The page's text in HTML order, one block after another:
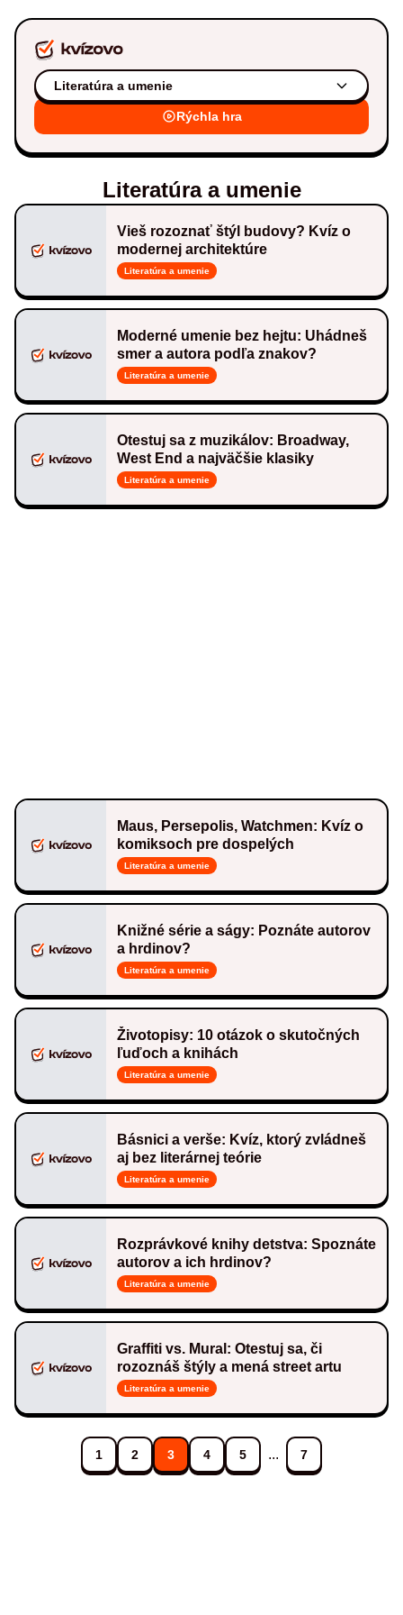
Literatúra a umenie
Rýchla hra
Literatúra a umenie
Vieš rozoznať štýl budovy? Kvíz o
modernej architektúre
Literatúra a umenie
Moderné umenie bez hejtu: Uhádneš
smer a autora podľa znakov?
Literatúra a umenie
Otestuj sa z muzikálov: Broadway,
West End a najväčšie klasiky
Literatúra a umenie
Maus, Persepolis, Watchmen: Kvíz o
komiksoch pre dospelých
Literatúra a umenie
Knižné série a ságy: Poznáte autorov
a hrdinov?
Literatúra a umenie
Životopisy: 10 otázok o skutočných
ľuďoch a knihách
Literatúra a umenie
Básnici a verše: Kvíz, ktorý zvládneš
aj bez literárnej teórie
Literatúra a umenie
Rozprávkové knihy detstva: Spoznáte
autorov a ich hrdinov?
Literatúra a umenie
Graffiti vs. Mural: Otestuj sa, či
rozoznáš štýly a mená street artu
Literatúra a umenie
1 2 3 4 5 ... 7